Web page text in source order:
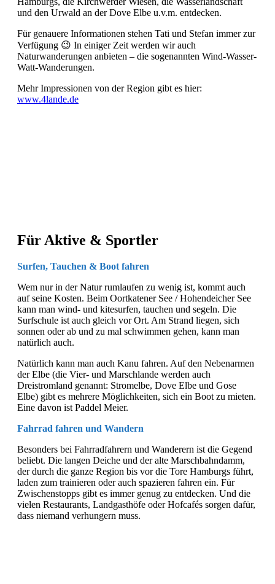
und den Urwald an der Dove Elbe u.v.m. entdecken.
Für genauere Informationen stehen Tati und Stefan immer zur
Verfügung 😉 In einiger Zeit werden wir auch
Naturwanderungen anbieten – die sogenannten Wind-Wasser-
Watt-Wanderungen.
Mehr Impressionen von der Region gibt es hier:
www.4lande.de
Für Aktive & Sportler
Surfen, Tauchen & Boot fahren
Wem nur in der Natur rumlaufen zu wenig ist, kommt auch
auf seine Kosten. Beim Oortkatener See / Hohendeicher See
kann man wind- und kitesurfen, tauchen und segeln. Die
Surfschule ist auch gleich vor Ort. Am Strand liegen, sich
sonnen oder ab und zu mal schwimmen gehen, kann man
natürlich auch.
Natürlich kann man auch Kanu fahren. Auf den Nebenarmen
der Elbe (die Vier- und Marschlande werden auch
Dreistromland genannt: Stromelbe, Dove Elbe und Gose
Elbe) gibt es mehrere Möglichkeiten, sich ein Boot zu mieten.
Eine davon ist Paddel Meier.
Fahrrad fahren und Wandern
Besonders bei Fahrradfahrern und Wanderern ist die Gegend
beliebt. Die langen Deiche und der alte Marschbahndamm,
der durch die ganze Region bis vor die Tore Hamburgs führt,
laden zum trainieren oder auch spazieren fahren ein. Für
Zwischenstopps gibt es immer genug zu entdecken. Und die
vielen Restaurants, Landgasthöfe oder Hofcafés sorgen dafür,
dass niemand verhungern muss.